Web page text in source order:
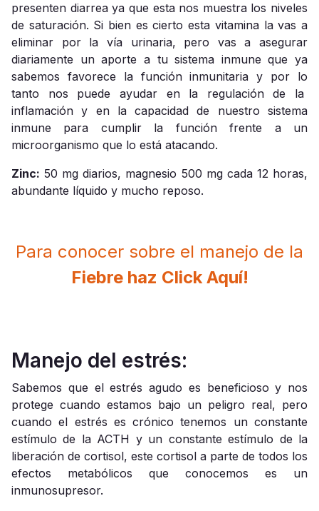
presenten diarrea ya que esta nos muestra los niveles
de saturación. Si bien es cierto esta vitamina la vas a
eliminar por la vía urinaria, pero vas a asegurar
diariamente un aporte a tu sistema inmune que ya
sabemos favorece la función inmunitaria y por lo
tanto nos puede ayudar en la regulación de la
inflamación y en la capacidad de nuestro sistema
inmune para cumplir la función frente a un
microorganismo que lo está atacando.
Zinc: 50 mg diarios, magnesio 500 mg cada 12 horas,
abundante líquido y mucho reposo.
Para conocer sobre el manejo de la
Fiebre haz Click Aquí!
Manejo del estrés:
Sabemos que el estrés agudo es beneficioso y nos
protege cuando estamos bajo un peligro real, pero
cuando el estrés es crónico tenemos un constante
estímulo de la ACTH y un constante estímulo de la
liberación de cortisol, este cortisol a parte de todos los
efectos metabólicos que conocemos es un
inmunosupresor.